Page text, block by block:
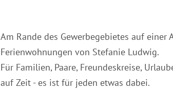
Am Rande des Gewerbegebietes auf
Ferienwohnungen von Stefanie Ludwig.
Für Familien, Paare, Freundeskreise,
auf Zeit - es ist für jeden etwas dabei.